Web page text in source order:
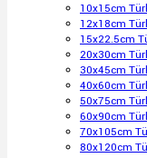
10x15cm
12x18cm
15x22.5cm
20x30cm
30x45cm
40x60cm
50x75cm
60x90cm
70x105cm
80x120cm